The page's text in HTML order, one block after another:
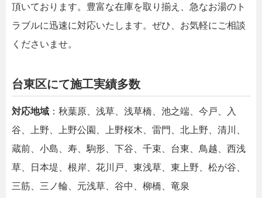
頂いております。豊富な在庫を取り揃え、急なお湯のト
ラブルに迅速に対応いたします。ぜひ、お気軽にご相談
くださいませ。
台東区にて施工実績多数
対応地域 ：秋葉原、浅草、浅草橋、池之端、今戸、入
谷、上野、上野公園、上野桜木、雷門、北上野、清川、
蔵前、小島、寿、駒形、下谷、千束、台東、鳥越、西浅
草、日本堤、根岸、花川戸、東浅草、東上野、松が谷、
三筋、三ノ輪、元浅草、谷中、柳橋、竜泉